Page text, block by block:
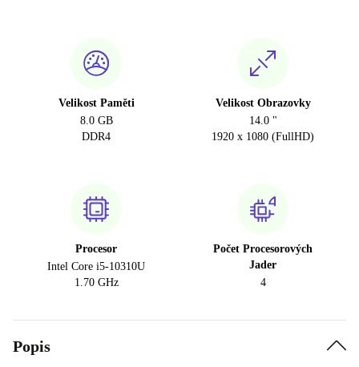
Velikost Paměti
8.0 GB
DDR4
Velikost Obrazovky
14.0 "
1920 x 1080 (FullHD)
Procesor
Intel Core i5-10310U
1.70 GHz
Počet Procesorových
Jader
4
Popis